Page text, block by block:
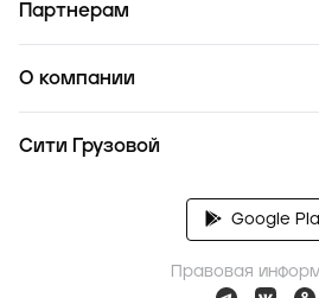
Партнерам
О компании
Сити Грузовой
Google
Правовая